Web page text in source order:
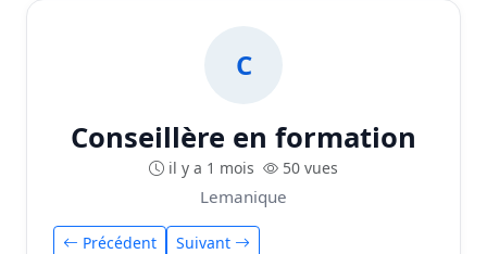
C
Conseillère en formation
il y a 1 mois 50 vues
Lemanique
Précédent Suivant